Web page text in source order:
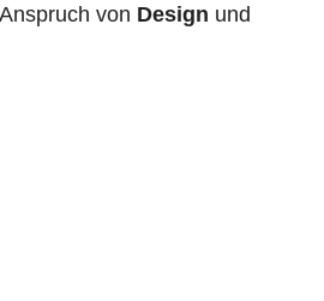
von Design und